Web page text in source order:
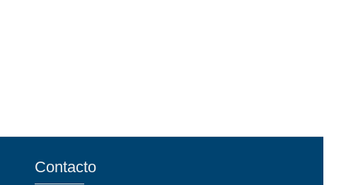
Contacto